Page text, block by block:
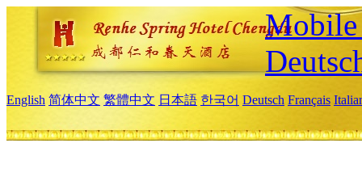
Mobile
English 简体中文 繁體中文 日本語 한국어 Deutsch Français